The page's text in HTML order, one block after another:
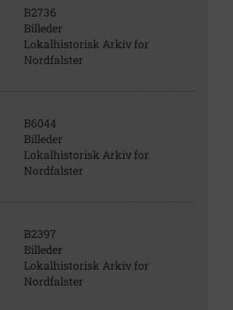
B2736
Billeder
Lokalhistorisk Arkiv for
Nordfalster
B6044
Billeder
Lokalhistorisk Arkiv for
Nordfalster
B2397
Billeder
Lokalhistorisk Arkiv for
Nordfalster